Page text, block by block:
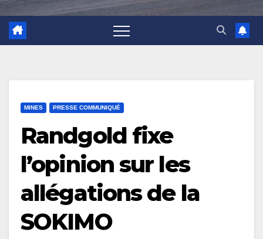
MINES PRESSE COMMUNIQUÉ
Randgold fixe
l’opinion sur les
allégations de la
SOKIMO